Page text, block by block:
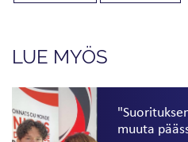
LUE MYÖS
muuta